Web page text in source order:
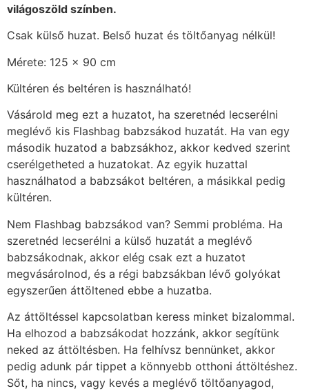
világoszöld színben.
Csak külső huzat. Belső huzat és töltőanyag nélkül!
Mérete: 125 x 90 cm
Kültéren és beltéren is használható!
Vásárold meg ezt a huzatot, ha szeretnéd lecserélni
meglévő kis Flashbag babzsákod huzatát. Ha van egy
második huzatod a babzsákhoz, akkor kedved szerint
cserélgetheted a huzatokat. Az egyik huzattal
használhatod a babzsákot beltéren, a másikkal pedig
kültéren.
Nem Flashbag babzsákod van? Semmi probléma. Ha
szeretnéd lecserélni a külső huzatát a meglévő
babzsákodnak, akkor elég csak ezt a huzatot
megvásárolnod, és a régi babzsákban lévő golyókat
egyszerűen áttöltened ebbe a huzatba.
Az áttöltéssel kapcsolatban keress minket bizalommal.
Ha elhozod a babzsákodat hozzánk, akkor segítünk
neked az áttöltésben. Ha felhívsz bennünket, akkor
pedig adunk pár tippet a könnyebb otthoni áttöltéshez.
Sőt, ha nincs, vagy kevés a meglévő töltőanyagod,